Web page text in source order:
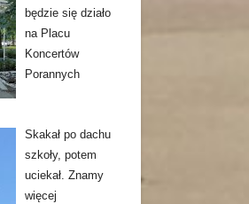
będzie się działo
na Placu
Koncertów
Porannych
Skakał po dachu
szkoły, potem
uciekał. Znamy
więcej